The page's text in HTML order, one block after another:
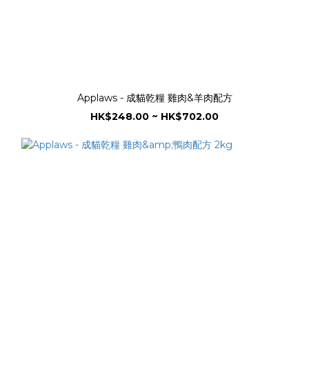
Applaws - 成貓乾糧 雞肉&羊肉配方
HK$248.00 ~ HK$702.00